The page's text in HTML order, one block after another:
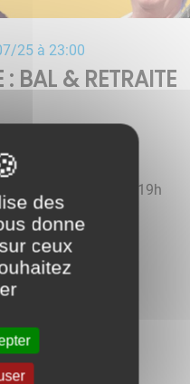
25 à 23:00
: BAL & RETRAITE
la Mairie à partir de 19h
et son orchestre
de la nuit
des
donne
ceux